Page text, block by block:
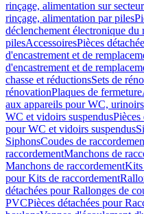
rinçage, alimentation sur secteur
rinçage, alimentation par piles
déclenchement électronique
pilesAccessoiresPièces
d'encastrement et de
d'encastrement et de
chasse et réductionsSets de
rénovationPlaques de fermeture
aux appareils pour WC,
WC et vidoirs suspendusPièces
pour WC et vidoirs suspendus
SiphonsCoudes de
raccordementManchons de
Manchons de raccordementKits
pour Kits de raccordement
détachées pour Rallonges de
PVCPièces détachées pour